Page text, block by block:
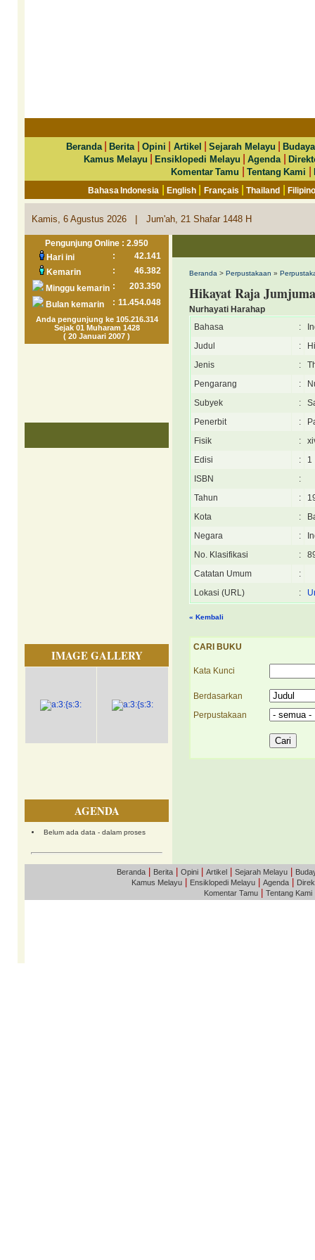
Beranda|Berita Opini Artikel |Sejarah Melayu |
Kamus Melayu
|Ensiklopedi Melayu |Agenda |
Komentar Tamu
|Tentang Kami |
Bahasa Indonesia |English Français |Thailand |
Kamis, 6 Agustus 2026 | Jum'ah, 21 Shafar 1448 H
Pengunjung Online : 2.950
Hari ini
:
42.141
Kemarin
:
46.382
Minggu kemarin :
203.350
Bulan kemarin
: 11.454.048
Anda pengunjung ke 105.216.314
Sejak 01 Muharam 1428
( 20 Januari 2007 )
IMAGE GALLERY
AGENDA
Belum ada data - dalam proses
Beranda > Perpustakaan »
Hikayat Raja
Nurhayati Harahap
Bahasa
:
Judul
:
Jenis
:
Pengarang
:
Subyek
:
Penerbit
:
Fisik
:
Edisi
:
1
ISBN
:
Tahun
:
Kota
:
Negara
:
No. Klasifikasi
:
Catatan Umum
:
Lokasi (URL)
:
« Kembali
CARI BUKU
Kata Kunci
Berdasarkan
Perpustakaan
Beranda Berita Opini Artikel Sejarah Melayu
Kamus Melayu
Ensiklopedi Melayu Agenda
Komentar Tamu
Tentang Kami